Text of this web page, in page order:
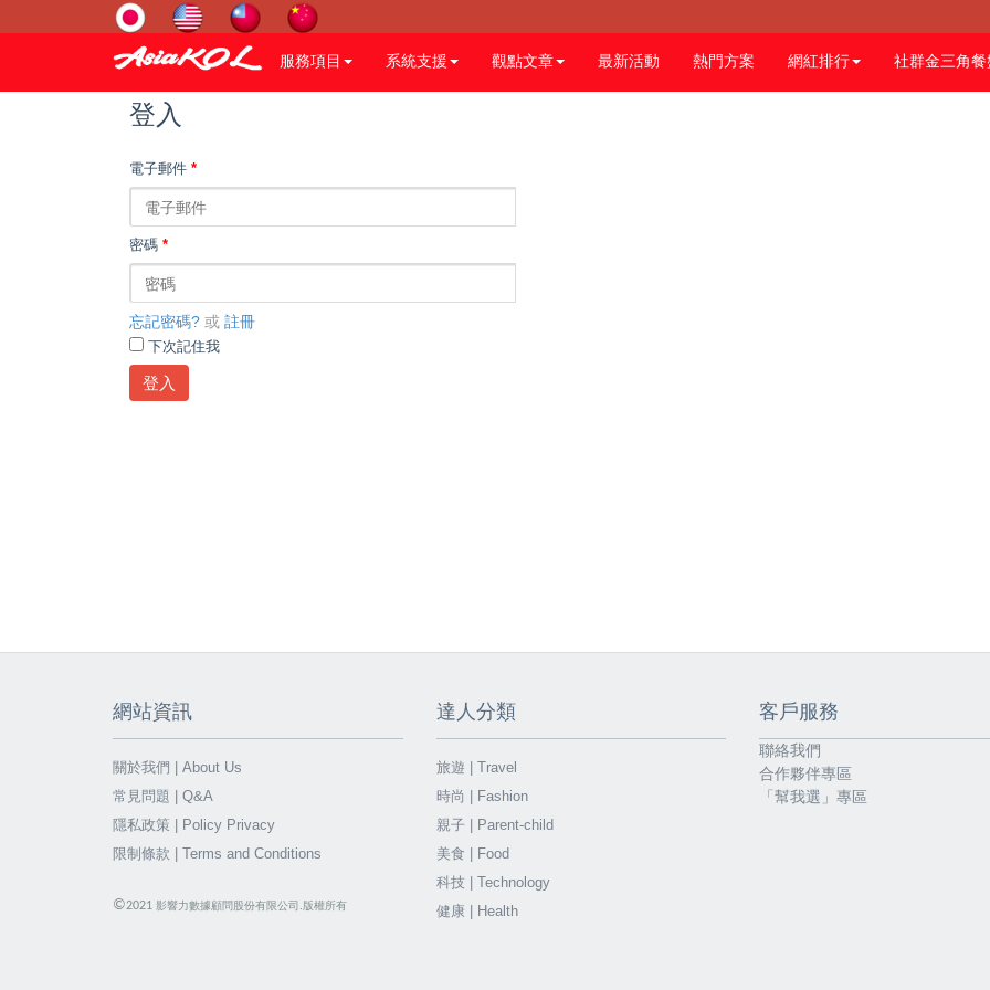
服務項目 系統支援 觀點文章 最新活動 熱門方案 網紅排行 社群金三角
登入
電子郵件 *
密碼 *
忘記密碼? 或 註冊
下次記住我
登入
網站資訊
關於我們 | About Us
常見問題 | Q&A
隱私政策 | Policy Privacy
限制條款 | Terms and Conditions
©2021 影響力數據顧問股份有限公司.版權所有
達人分類
旅遊 | Travel
時尚 | Fashion
親子 | Parent-child
美食 | Food
科技 | Technology
健康 | Health
客戶服務
聯絡我們
合作夥伴專區
「幫我選」專區